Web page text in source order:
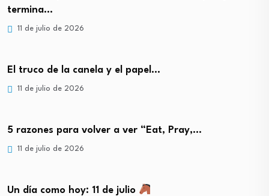
termina…
11 de julio de 2026
El truco de la canela y el papel…
11 de julio de 2026
5 razones para volver a ver “Eat, Pray,…
11 de julio de 2026
Un día como hoy: 11 de julio